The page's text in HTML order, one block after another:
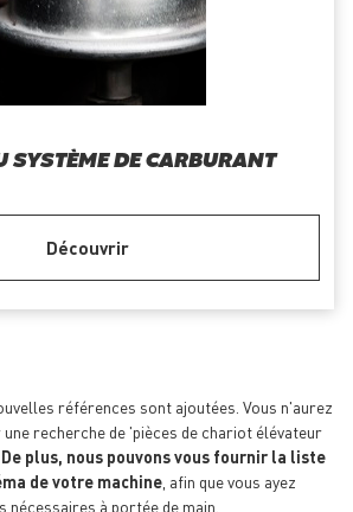
SYSTÈME DE CARBURANT
Découvrir
références sont ajoutées. Vous n'aurez
recherche de 'pièces de chariot élévateur
De plus, nous pouvons vous fournir la liste
de votre machine , afin que vous ayez
à portée de main.